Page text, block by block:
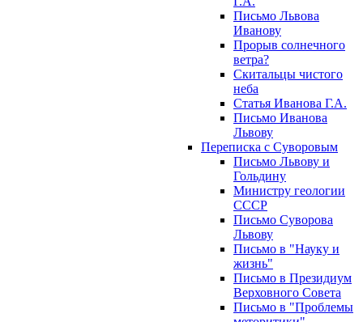
Письмо Львова
Иванову
Прорыв солнечного
ветра?
Скитальцы чистого
неба
Статья Иванова Г.А.
Письмо Иванова
Львову
Переписка с Суворовым
Письмо Львову и
Гольдину
Министру геологии
СССР
Письмо Суворова
Львову
Письмо в "Науку и
жизнь"
Письмо в Президиум
Верховного Совета
Письмо в "Проблемы